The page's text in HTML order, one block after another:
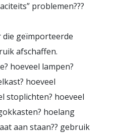
problemen???
geïmporteerde
afschaffen.
hoeveel lampen?
hoeveel
stoplichten? hoeveel
hoelang
aan staan?? gebruik